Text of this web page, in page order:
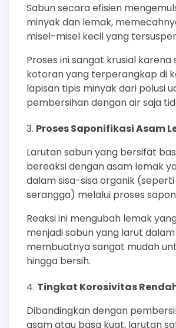
Sabun secara efisien
minyak dan lemak,
misel-misel kecil yang
Proses ini sangat krusial
kotoran yang terperangkap di
lapisan tipis minyak dari polusi
pembersihan dengan air saja
Proses Saponifikasi Asam
Larutan sabun yang bersifat
bereaksi dengan asam lemak
dalam sisa-sisa organik
serangga) melalui proses
Reaksi ini mengubah lemak
menjadi sabun yang larut
membuatnya sangat mudah
hingga bersih.
Tingkat Korosivitas
Dibandingkan dengan
asam atau basa kuat, larutan